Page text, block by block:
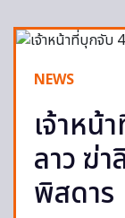
NEWS
เจ้าหน้
ลาว ฆ่
พิสดาร